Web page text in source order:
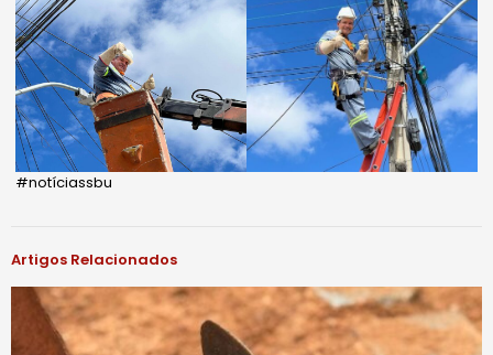
#notíciassbu
Artigos Relacionados